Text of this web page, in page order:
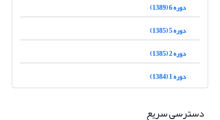
دوره 6 (1389)
دوره 5 (1385)
دوره 2 (1385)
دوره 1 (1384)
دسترسی سریع